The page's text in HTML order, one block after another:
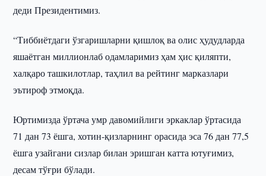
деди Президентимиз.
“Тиббиётдаги ўзгаришларни қишлоқ ва олис ҳудудларда
яшаётган миллионлаб одамларимиз ҳам ҳис қиляпти,
халқаро ташкилотлар, таҳлил ва рейтинг марказлари
эътироф этмоқда.
Юртимизда ўртача умр давомийлиги эркаклар ўртасида
71 дан 73 ёшга, хотин-қизларнинг орасида эса 76 дан 77,5
ёшга узайгани сизлар билан эришган катта ютуғимиз,
десам тўғри бўлади.